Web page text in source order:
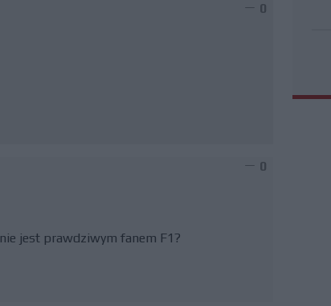
0
0
jest prawdziwym fanem F1?